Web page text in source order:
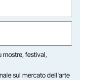
mostre, festival,
sul mercato dell'arte